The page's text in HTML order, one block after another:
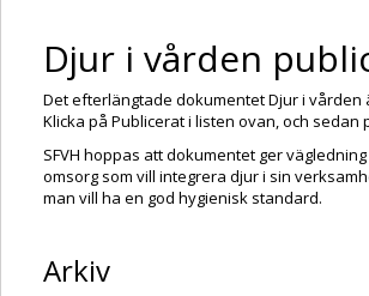
Djur i vården
Det efterlängtade dokumentet Djur i vården
Klicka på Publicerat i listen ovan, och sedan
SFVH hoppas att dokumentet ger
omsorg som vill integrera djur i sin
man vill ha en god hygienisk standard.
Arkiv